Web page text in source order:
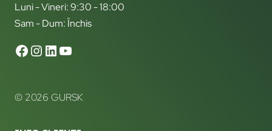
Luni - Vineri: 9:30 - 18:00
Sam - Dum: Închis
© 2026 GURSK